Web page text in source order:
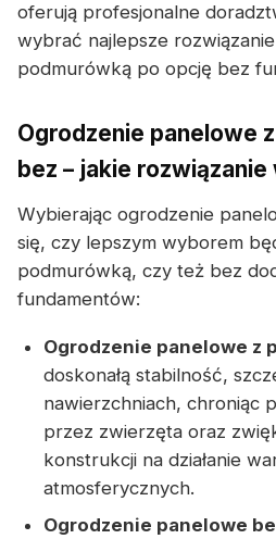
oferują profesjonalne
wybrać najlepsze
podmurówką po opcję bez
Ogrodzenie panelowe
bez – jakie
Wybierając ogrodzenie
się, czy lepszym wyborem
podmurówką, czy też bez
fundamentów:
Ogrodzenie panelowe z
doskonałą stabilność,
nawierzchniach, chroniąc
przez zwierzęta oraz
konstrukcji na działanie
atmosferycznych.
Ogrodzenie panelowe